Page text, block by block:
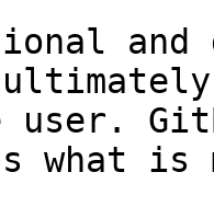
and
user.
what